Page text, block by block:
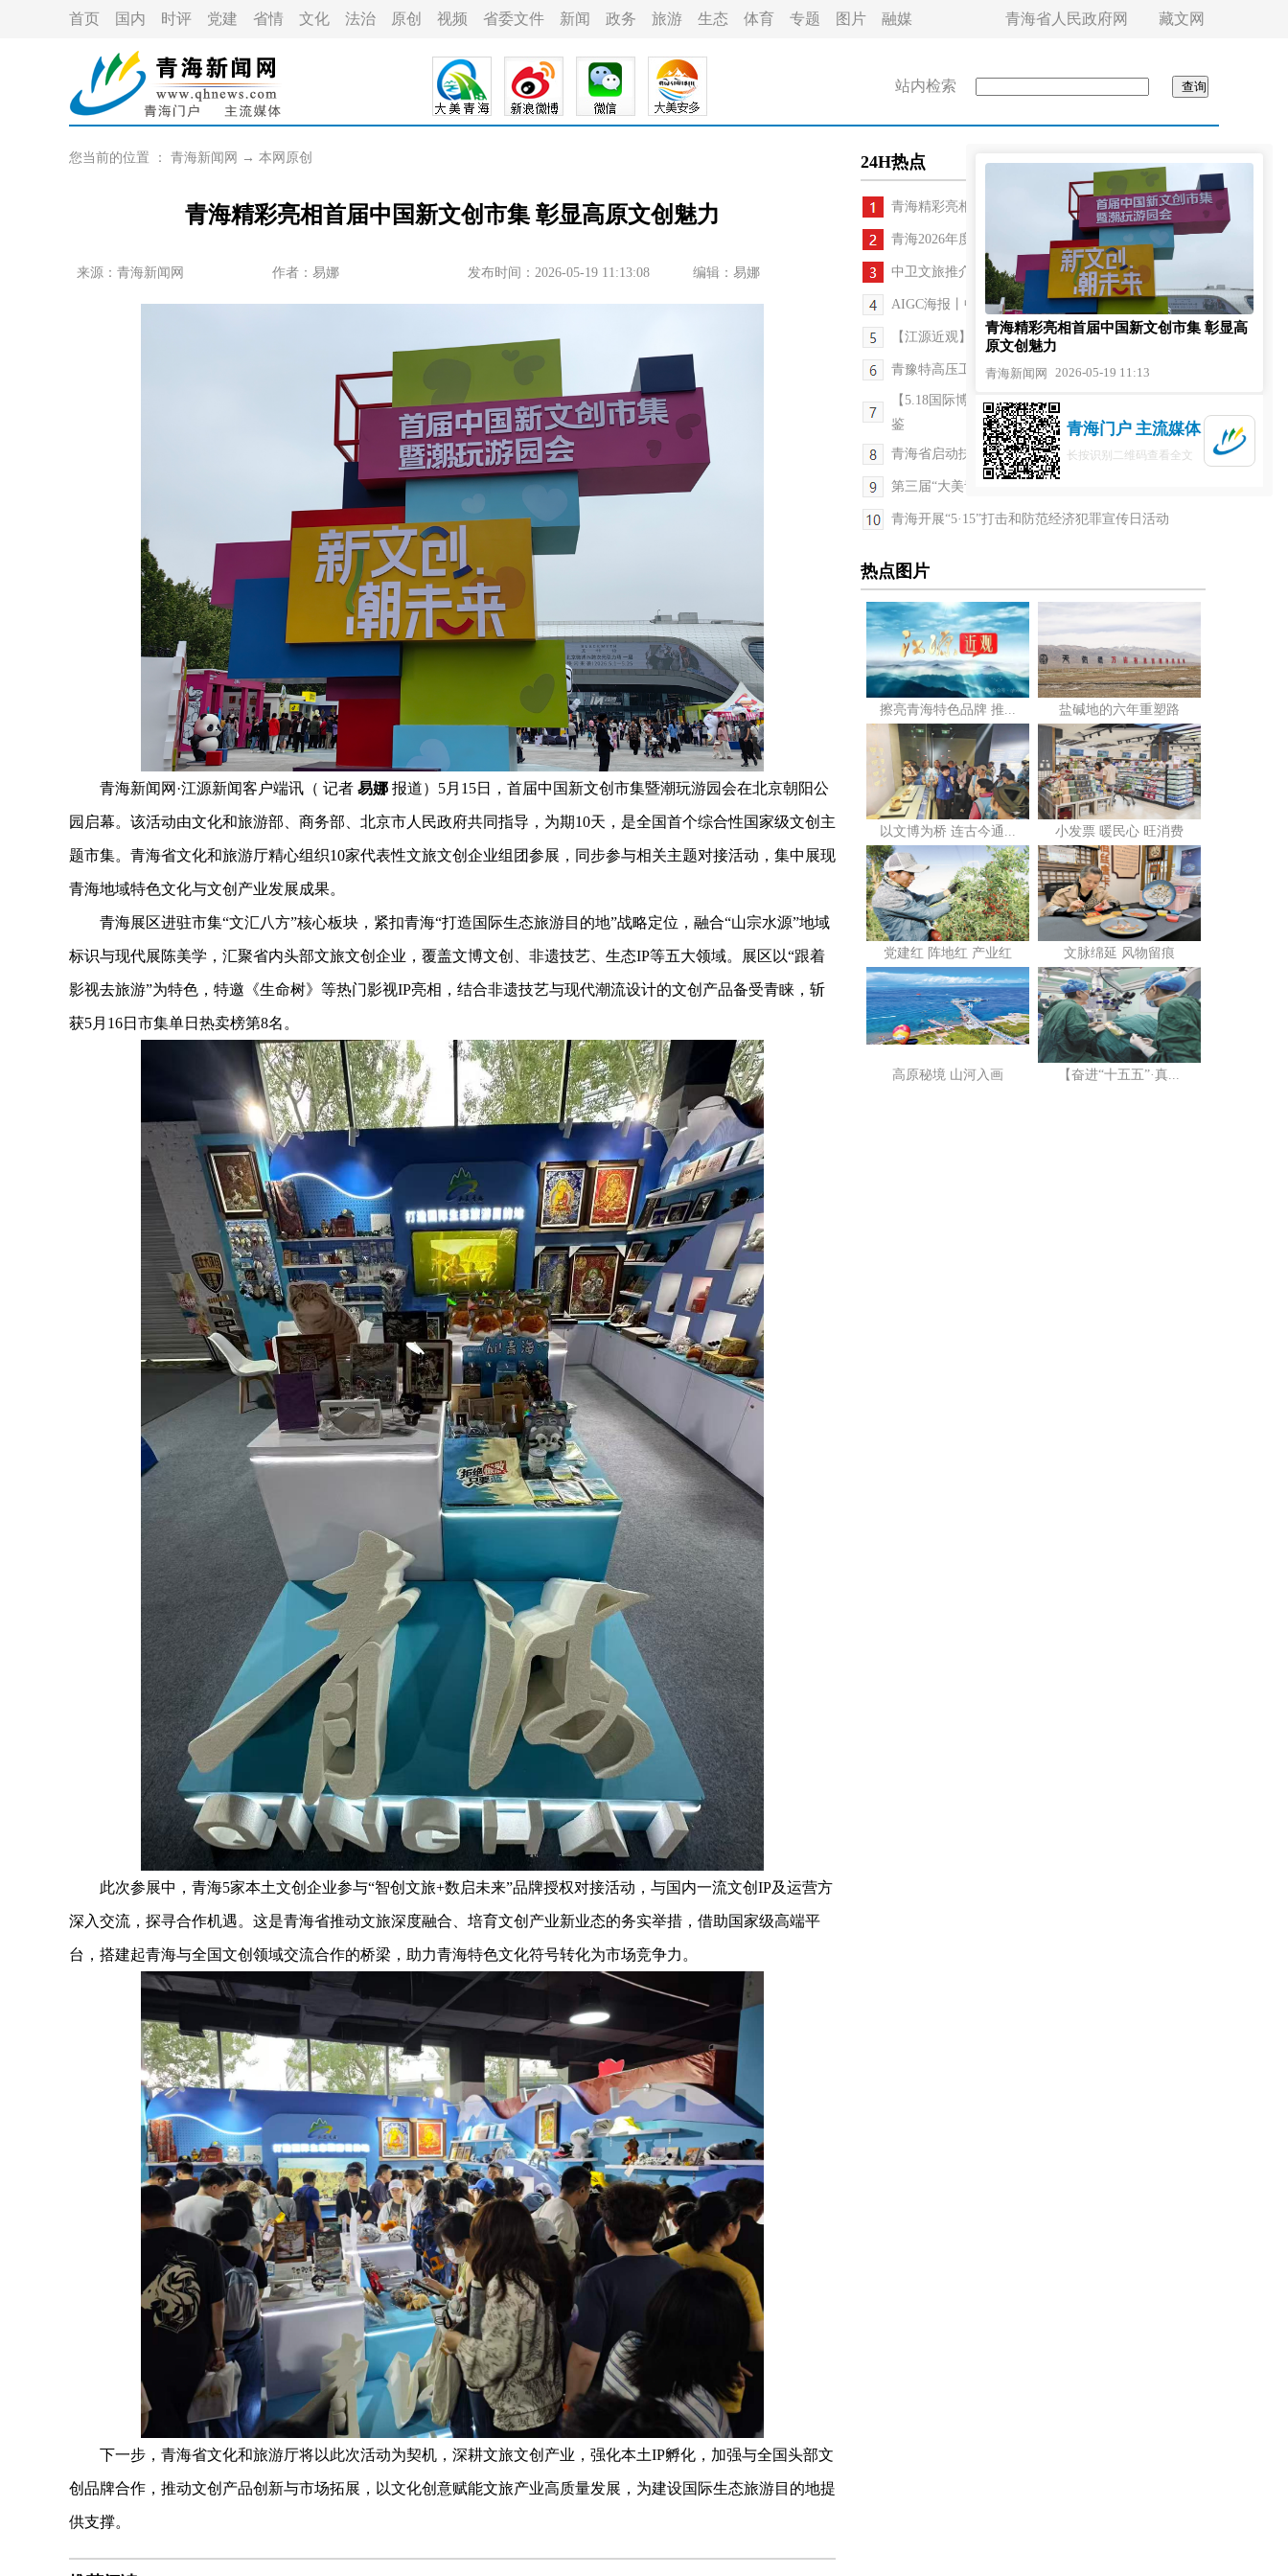
首页 国内 时评 党建 省情 文化 法治 原创 视频 省委文件 新闻 政务 旅游 生态 体育 专题 图片 融媒 青海省人民政府网 藏文网
站内检索
您当前的位置 ： 青海新闻网 → 本网原创
青海精彩亮相首届中国新文创市集 彰显高原文创魅力
来源： 青海新闻网 作者： 易娜 发布时间：2026-05-19 11:13:08 编辑：易娜
青海新闻网·江源新闻客户端讯（ 记者 易娜 报道）5月15日，首届中国新文创市集暨潮玩游园会在北京朝阳公
园启幕。该活动由文化和旅游部、商务部、北京市人民政府共同指导，为期10天，是全国首个综合性国家级文创主
题市集。青海省文化和旅游厅精心组织10家代表性文旅文创企业组团参展，同步参与相关主题对接活动，集中展现
青海地域特色文化与文创产业发展成果。
青海展区进驻市集“文汇八方”核心板块，紧扣青海“打造国际生态旅游目的地”战略定位，融合“山宗水源”地域
标识与现代展陈美学，汇聚省内头部文旅文创企业，覆盖文博文创、非遗技艺、生态IP等五大领域。展区以“跟着
影视去旅游”为特色，特邀《生命树》等热门影视IP亮相，结合非遗技艺与现代潮流设计的文创产品备受青睐，斩
获5月16日市集单日热卖榜第8名。
此次参展中，青海5家本土文创企业参与“智创文旅+数启未来”品牌授权对接活动，与国内一流文创IP及运营方
深入交流，探寻合作机遇。这是青海省推动文旅深度融合、培育文创产业新业态的务实举措，借助国家级高端平
台，搭建起青海与全国文创领域交流合作的桥梁，助力青海特色文化符号转化为市场竞争力。
下一步，青海省文化和旅游厅将以此次活动为契机，深耕文旅文创产业，强化本土IP孵化，加强与全国头部文
创品牌合作，推动文创产品创新与市场拓展，以文化创意赋能文旅产业高质量发展，为建设国际生态旅游目的地提
供支撑。
24H热点
青海精彩亮相首届中国新文创市集 彰显高原文创...
青海2026年度山洪灾害防治非工程措施进入实施阶段
中卫文旅推介暨产业对接活动在西宁举行
AIGC海报丨中国旅游日
【江源近观】擦亮青海特色品牌 推动消费提质升级
青豫特高压工程累计输送电量突破1000亿千瓦时
【5.18国际博物馆日】跨越时光相遇｜青海文物萌趣图
鉴
青海省启动扶残助残就业创业联盟
第三届“大美青海·高原足球”超级联赛海东赛区火热...
青海开展“5·15”打击和防范经济犯罪宣传日活动
热点图片
擦亮青海特色品牌 推... 盐碱地的六年重塑路
以文博为桥 连古今通... 小发票 暖民心 旺消费
党建红 阵地红 产业红 文脉绵延 风物留痕
高原秘境 山河入画 【奋进“十五五”·真...
青海精彩亮相首届中国新文创市集 彰显高
原文创魅力
青海新闻网 2026-05-19 11:13
青海门户 主流媒体
长按识别二维码查看全文